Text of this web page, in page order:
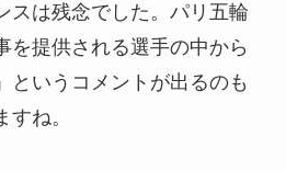
スは残念でした。パリ五輪
を提供される選手の中から
というコメントが出るのも
ね。